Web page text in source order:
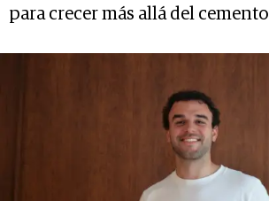
para crecer más allá del cemento